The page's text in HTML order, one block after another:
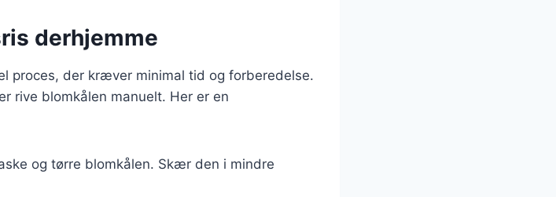
derhjemme
proces, der kræver minimal tid og forberedelse.
rive blomkålen manuelt. Her er en
og tørre blomkålen. Skær den i mindre